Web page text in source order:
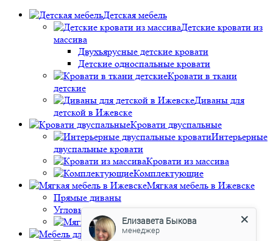
Детская мебель
Детские кровати из
массива
Двухъярусные детские кровати
Детские односпальные кровати
Кровати в ткани
детские
Диваны для
детской в Ижевске
Кровати двуспальные
Интерьерные
двуспальные кровати
Кровати из массива
Комплектующие
Мягкая мебель в Ижевске
Прямые диваны
Угловые диваны
Мягкие кресла и пуфы
Мебель для спальни
Елизавета Быкова
менеджер